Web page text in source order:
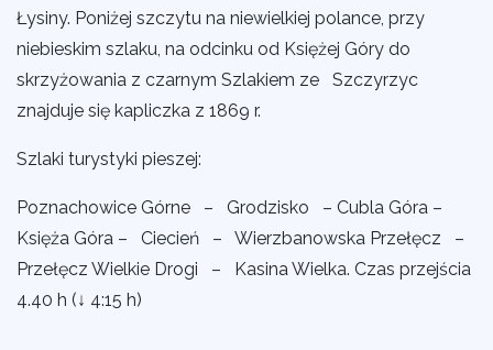
Łysiny. Poniżej szczytu na niewielkiej polance, przy
niebieskim szlaku, na odcinku od Księżej Góry do
skrzyżowania z czarnym Szlakiem ze Szczyrzyc
znajduje się kapliczka z 1869 r.
Szlaki turystyki pieszej:
Poznachowice Górne – Grodzisko – Cubla Góra –
Księża Góra – Ciecień – Wierzbanowska Przełęcz –
Przełęcz Wielkie Drogi – Kasina Wielka. Czas przejścia
4.40 h (↓ 4:15 h)